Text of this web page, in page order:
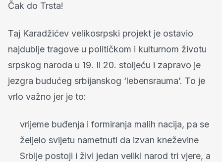
Čak do Trsta!
Taj Karadžićev velikosrpski projekt je ostavio
najdublje tragove u političkom i kulturnom životu
srpskog naroda u 19. Ii 20. stoljeću i zapravo je
jezgra budućeg srbijanskog ‘lebensrauma’. To je
vrlo važno jer je to:
vrijeme buđenja i formiranja malih nacija, pa se
željelo svijetu nametnuti da izvan kneževine
Srbije postoji i živi jedan veliki narod tri vjere, a